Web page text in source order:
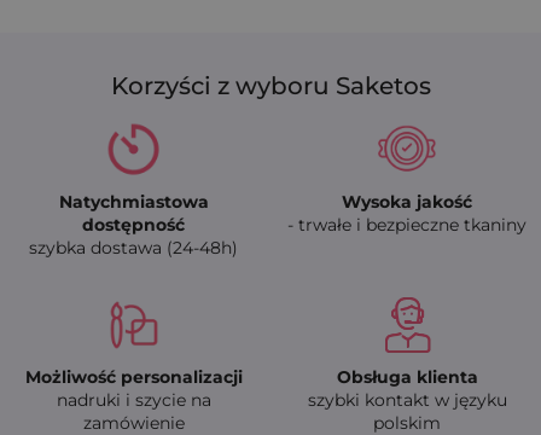
Korzyści z wyboru Saketos
Natychmiastowa
dostępność
szybka dostawa (24-48h)
Wysoka jakość
- trwałe i bezpieczne tkaniny
Możliwość personalizacji
nadruki i szycie na
zamówienie
Obsługa klienta
szybki kontakt w języku
polskim